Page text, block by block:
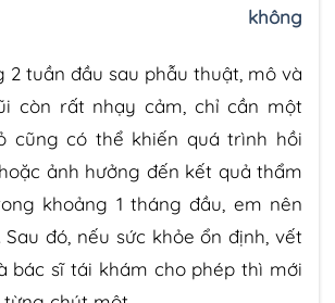
không
tuần đầu sau phẫu thuật, mô và
còn rất nhạy cảm, chỉ cần một
cũng có thể khiến quá trình hồi
ảnh hưởng đến kết quả thẩm
khoảng 1 tháng đầu, em nên
Sau đó, nếu sức khỏe ổn định, vết
bác sĩ tái khám cho phép thì mới